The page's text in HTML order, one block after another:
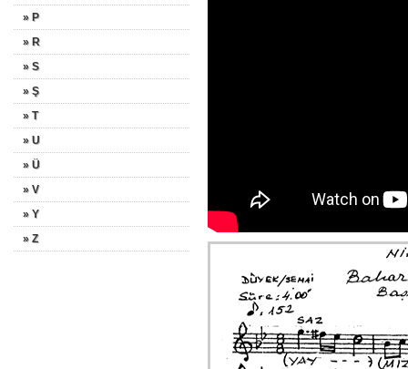
» P
» R
» S
» Ş
» T
» U
» Ü
» V
» Y
» Z